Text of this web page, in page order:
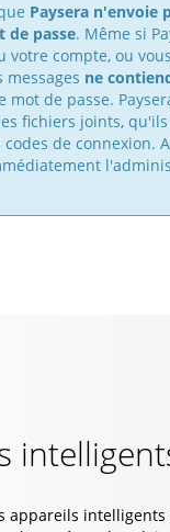
Paysera n'envoie
de passe. Même si
votre compte, ou
messages ne
mot de passe.
fichiers joints,
de connexion.
appareils